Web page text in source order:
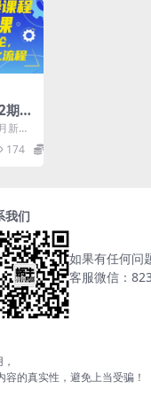
期5
方
制
新
套
174
我们
如果有任何问
客服微信：
的真实性，避免上当受骗！